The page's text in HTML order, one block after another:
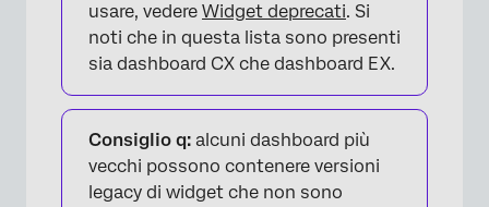
usare, vedere Widget deprecati. Si
noti che in questa lista sono presenti
sia dashboard CX che dashboard EX.
Consiglio q: alcuni dashboard più
vecchi possono contenere versioni
legacy di widget che non sono